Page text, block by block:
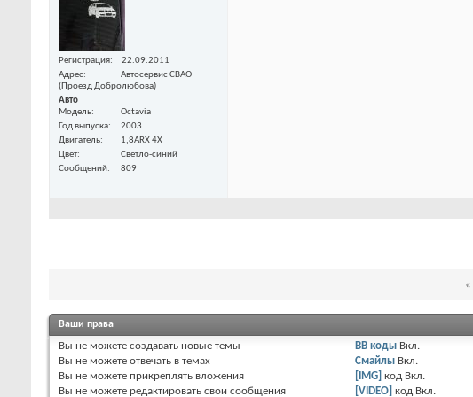
Регистрация
22.09.2011
Адрес
Автосервис СВАО
(Проезд Добролюбова)
Авто
Модель
Octavia
Год выпуска
2003
Двигатель
1,8ARX 4Х
Цвет
Светло-синий
Сообщений
809
«
Ваши права
Вы не можете создавать новые темы
Вы не можете отвечать в темах
Вы не можете прикреплять вложения
Вы не можете редактировать свои сообщения
BB коды Вкл.
Смайлы Вкл.
[IMG] код Вкл.
[VIDEO] код Вкл.